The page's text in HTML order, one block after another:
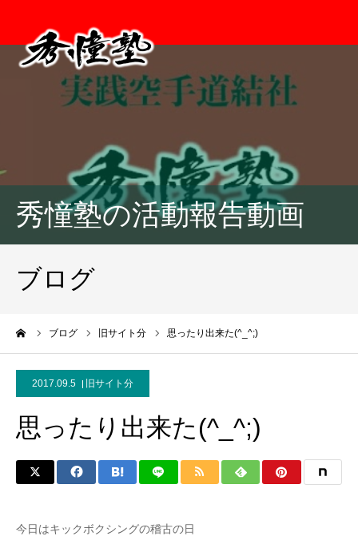
秀憧塾の活動報告動画
ブログ
ブログ 旧サイト分 思ったり出来た(^_^;)
2017.09.5 旧サイト分
思ったり出来た(^_^;)
今日はキックボクシングの稽古の日